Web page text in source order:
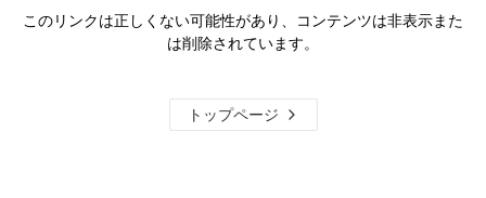
このリンクは正しくない可能性があり、コンテンツは非表示また
は削除されています。
トップページ